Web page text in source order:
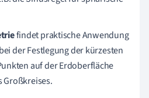
findet praktische Anwendung
der Festlegung der kürzesten
auf der Erdoberfläche
Großkreises.